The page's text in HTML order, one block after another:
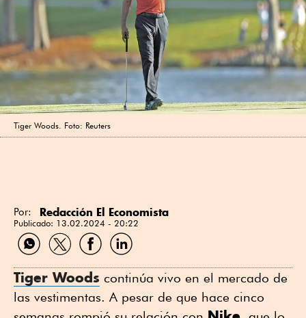
Tiger Woods. Foto: Reuters
Por: Redacción El Economista
Publicado: 13.02.2024 - 20:22
Compartir
por
Compartir
por
Compartir
por
Compartir
por
Tiger Woods continúa vivo en el mercado de
las vestimentas. A pesar de que hace cinco